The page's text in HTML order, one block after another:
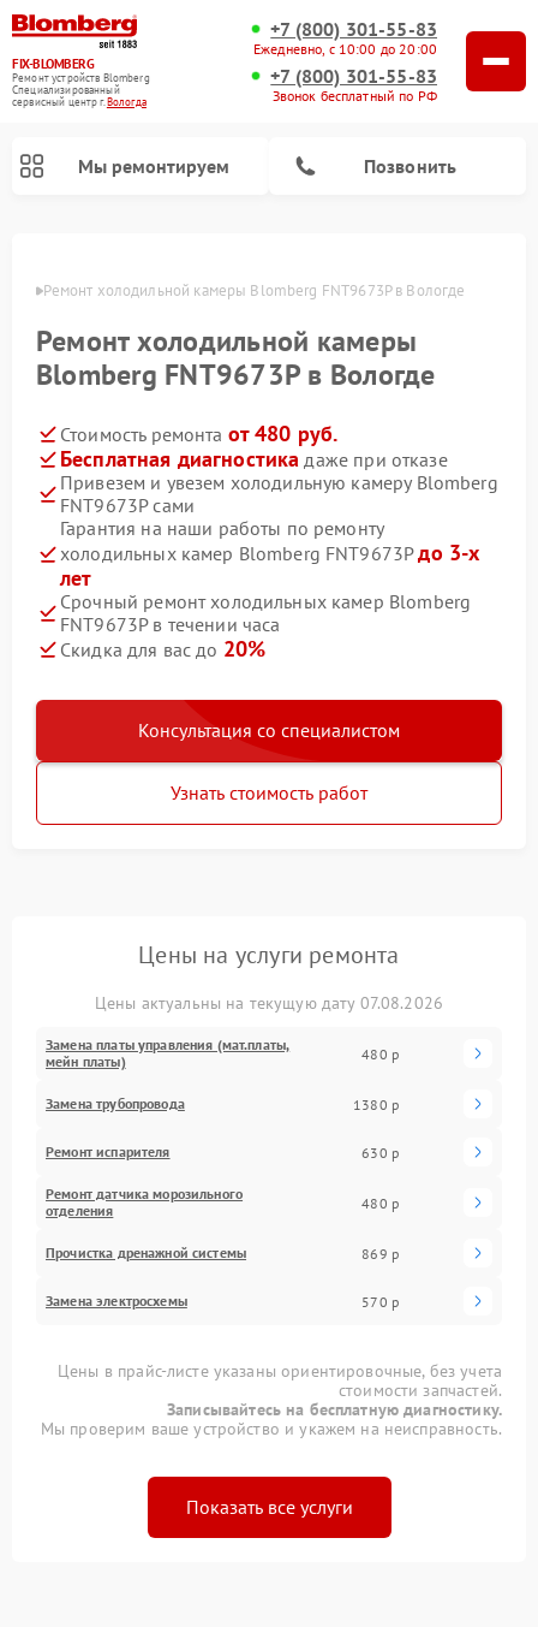
FIX-BLOMBERG
Ремонт устройств Blomberg
Специализированный
cервисный центр г.Вологда
+7 (800) 301-55-83
Ежедневно, с 10:00 до 20:00
+7 (800) 301-55-83
Звонок бесплатный по РФ
Мы ремонтируем Позвонить
Ремонт холодильной камеры Blomberg FNT9673P в Вологде
Ремонт холодильной камеры
Blomberg FNT9673P в Вологде
Стоимость ремонта от 480 руб.
Бесплатная диагностика даже при отказе
Привезем и увезем холодильную камеру Blomberg
FNT9673P сами
Гарантия на наши работы по ремонту
холодильных камер Blomberg FNT9673Pдо 3-х
лет
Срочный ремонт холодильных камер Blomberg
FNT9673P в течении часа
Скидка для вас до 20%
Консультация со специалистом
Узнать стоимость работ
Цены на услуги ремонта
Цены актуальны на текущую дату 07.08.2026
Замена платы управления (мат.платы,
мейн платы)
480 р
Замена трубопровода 1380 р
Ремонт испарителя 630 р
Ремонт датчика морозильного
отделения
480 р
Прочистка дренажной системы 869 р
Замена электросхемы 570 р
Цены в прайс-листе указаны ориентировочные, без учета
стоимости запчастей.
Записывайтесь на бесплатную диагностику.
Мы проверим ваше устройство и укажем на неисправность.
Показать все услуги